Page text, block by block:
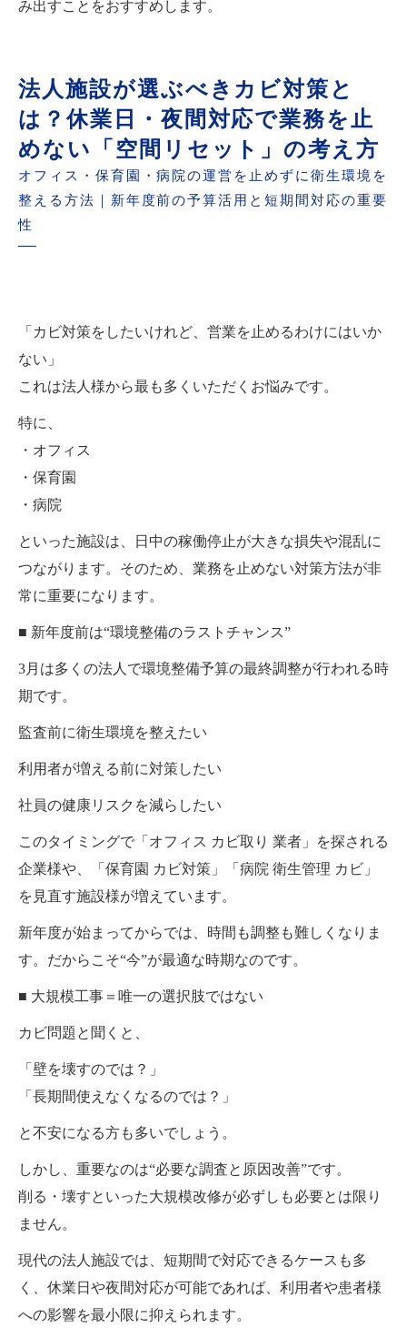
み出すことをおすすめします。
法人施設が選ぶべきカビ対策と
は？休業日・夜間対応で業務を止
めない「空間リセット」の考え方
オフィス・保育園・病院の運営を止めずに衛生環境を
整える方法｜新年度前の予算活用と短期間対応の重要
性
「カビ対策をしたいけれど、営業を止めるわけにはいか
ない」
これは法人様から最も多くいただくお悩みです。
特に、
・オフィス
・保育園
・病院
といった施設は、日中の稼働停止が大きな損失や混乱に
つながります。そのため、業務を止めない対策方法が非
常に重要になります。
■ 新年度前は“環境整備のラストチャンス”
3月は多くの法人で環境整備予算の最終調整が行われる時
期です。
監査前に衛生環境を整えたい
利用者が増える前に対策したい
社員の健康リスクを減らしたい
このタイミングで「オフィス カビ取り 業者」を探される
企業様や、「保育園 カビ対策」「病院 衛生管理 カビ」
を見直す施設様が増えています。
新年度が始まってからでは、時間も調整も難しくなりま
す。だからこそ“今”が最適な時期なのです。
■ 大規模工事＝唯一の選択肢ではない
カビ問題と聞くと、
「壁を壊すのでは？」
「長期間使えなくなるのでは？」
と不安になる方も多いでしょう。
しかし、重要なのは“必要な調査と原因改善”です。
削る・壊すといった大規模改修が必ずしも必要とは限り
ません。
現代の法人施設では、短期間で対応できるケースも多
く、休業日や夜間対応が可能であれば、利用者や患者様
への影響を最小限に抑えられます。